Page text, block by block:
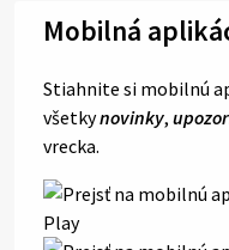
Mobilná
Stiahnite si mobilnú
všetkynovinky,
vrecka.